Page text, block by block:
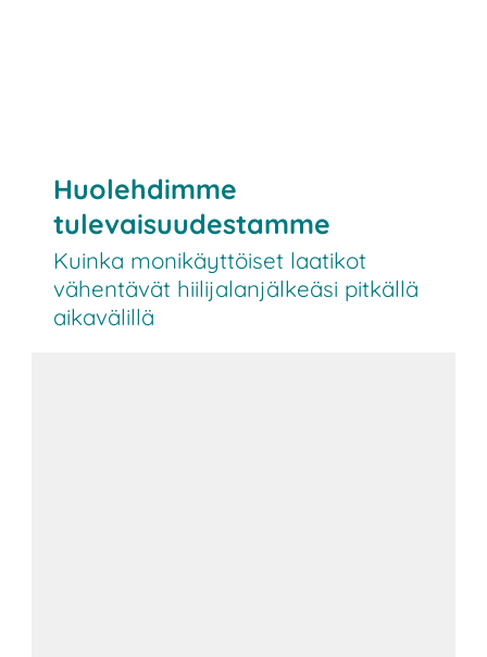
Huolehdimme
tulevaisuudestamme
Kuinka monikäyttöiset laatikot
vähentävät hiilijalanjälkeäsi pitkällä
aikavälillä